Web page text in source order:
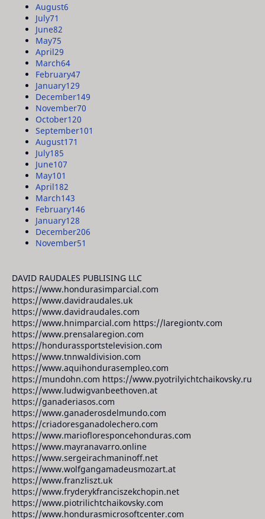
August6
July71
June82
May75
April29
March64
February47
January129
December149
November70
October120
September101
August171
July185
June107
May101
April182
March143
February146
January128
December206
November51
DAVID RAUDALES PUBLISING LLC
https://www.hondurasimparcial.com
https://www.davidraudales.uk
https://www.davidraudales.com
https://www.hnimparcial.com https://laregiontv.com
https://www.prensalaregion.com
https://hondurassportstelevision.com
https://www.tnnwaldivision.com
https://www.aquihondurasempleo.com
https://mundohn.com https://www.pyotrilyichtchaikovsky.ru
https://www.ludwigvanbeethoven.at
https://ganaderiasos.com
https://www.ganaderosdelmundo.com
https://criadoresganadolechero.com
https://www.mariofloresponcehonduras.com
https://www.mayranavarro.online
https://www.sergeirachmaninoff.net
https://www.wolfgangamadeusmozart.at
https://www.franzliszt.uk
https://www.fryderykfranciszekchopin.net
https://www.piotrilichtchaikovsky.com
https://www.hondurasmicrosoftcenter.com